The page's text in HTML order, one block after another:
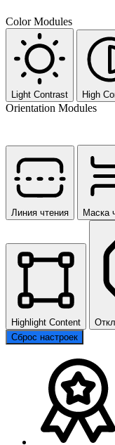
Color Modules
Light Contrast High
Orientation Modules
Линия чтения Маска
Highlight Content
Сброс настроек